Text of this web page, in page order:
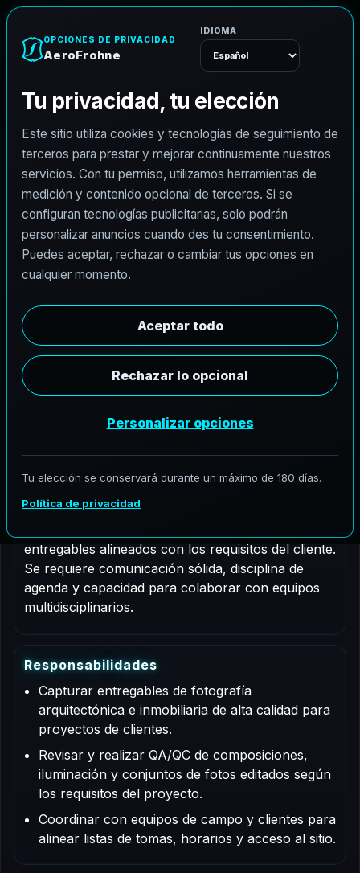
Empleos Fotógrafo arquitectónico
Fotógrafo
arquitectónico
AeroFrohne busca fotógrafos arquitectónicos
independientes para apoyar marketing inmobiliario
premium y documentación visual AEC. Invitamos a
fotógrafos con experiencia en San Luis Potosí, San
Luis Potosí a postularse.
Resumen Responsabilidades Requisitos
Tipo de trabajo: Contrato
Descripción del puesto
Este es un puesto por contrato para un fotógrafo
arquitectónico que apoyará proyectos de
Las responsabilidades incluyen apoyo profesional
entregables alineados con los requisitos del cliente.
Se requiere comunicación sólida, disciplina de
agenda y capacidad para colaborar con equipos
multidisciplinarios.
Responsabilidades
Capturar entregables de fotografía
arquitectónica e inmobiliaria de alta calidad para
proyectos de clientes.
Revisar y realizar QA/QC de composiciones,
iluminación y conjuntos de fotos editados según
los requisitos del proyecto.
Coordinar con equipos de campo y clientes para
alinear listas de tomas, horarios y acceso al sitio.